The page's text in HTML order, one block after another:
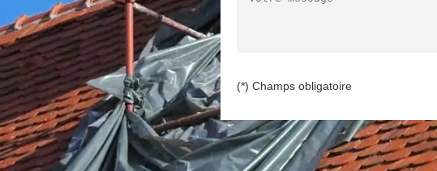
(*) Champs obligatoire